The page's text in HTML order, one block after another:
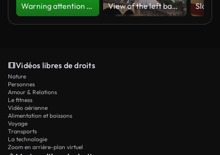
Warning attention yellow hazard message street sign 4k green screen caution animation View of the left bank of the Seine River, the Eiffel Tower, boats sailing on the river, the Quai Jacques-Chirac embankment and Pont d'Iena, Jena Bridge spanning the River Seine of Paris, France.
Vidéos libres de droits
Nature
Personnes
Amour & Relations
Le fitness
Vidéo aérienne
Alimentation et boissons
Voyage
Transports
La technologie
Zoom en arrière-plan virtuel